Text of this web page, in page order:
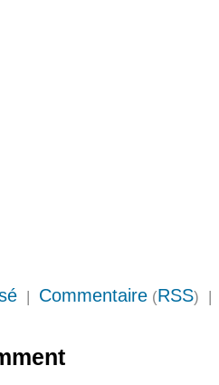
| Commentaire (RSS)